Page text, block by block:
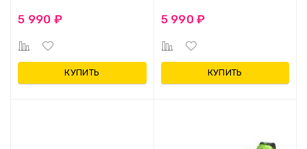
5 990 ₽
КУПИТЬ
5 990 ₽
КУПИТЬ